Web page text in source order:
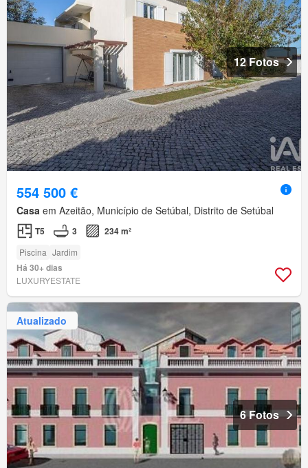
12 Fotos
554 500 €
Casa em Azeitão, Município de Setúbal, Distrito de Setúbal
T5 3 234 m²
Piscina Jardim
Há 30+ dias
LUXURYESTATE
Atualizado
6 Fotos